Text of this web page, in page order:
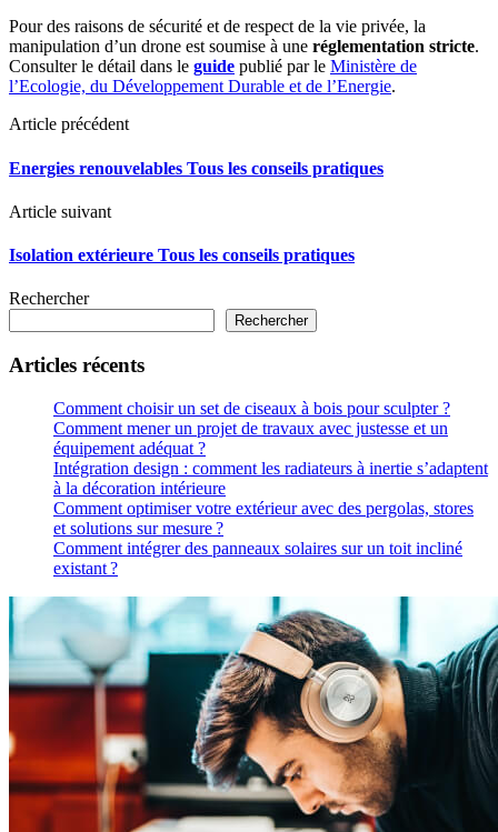
Pour des raisons de sécurité et de respect de la vie privée, la
manipulation d’un drone est soumise à une réglementation stricte.
Consulter le détail dans le guide publié par le Ministère de
l’Ecologie, du Développement Durable et de l’Energie.
Article précédent
Energies renouvelables Tous les conseils pratiques
Article suivant
Isolation extérieure Tous les conseils pratiques
Rechercher
Rechercher
Articles récents
Comment choisir un set de ciseaux à bois pour sculpter ?
Comment mener un projet de travaux avec justesse et un
équipement adéquat ?
Intégration design : comment les radiateurs à inertie s’adaptent
à la décoration intérieure
Comment optimiser votre extérieur avec des pergolas, stores
et solutions sur mesure ?
Comment intégrer des panneaux solaires sur un toit incliné
existant ?